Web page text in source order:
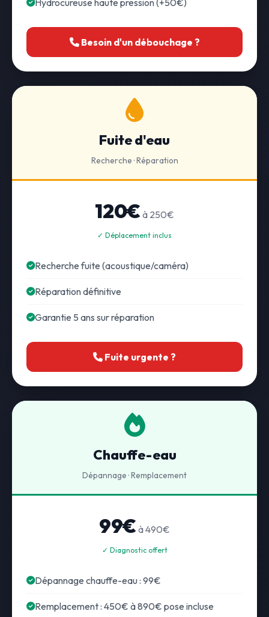
Hydrocureuse haute pression (+50€)
Besoin d'un débouchage ?
Fuite d'eau
Recherche · Réparation
120€ à 250€
✓ Déplacement inclus
Recherche fuite (acoustique/caméra)
Réparation définitive
Garantie 5 ans sur réparation
Fuite urgente ?
Chauffe-eau
Dépannage · Remplacement
99€ à 490€
✓ Diagnostic offert
Dépannage chauffe-eau : 99€
Remplacement : 450€ à 890€ pose incluse